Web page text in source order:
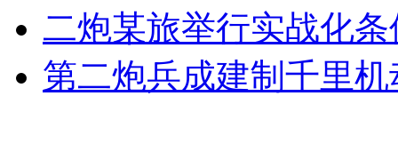
女孩北京地铁殴打老人 痛下狠手拳打脚踢
二炮某旅举行实战化
第二炮兵成建制千里